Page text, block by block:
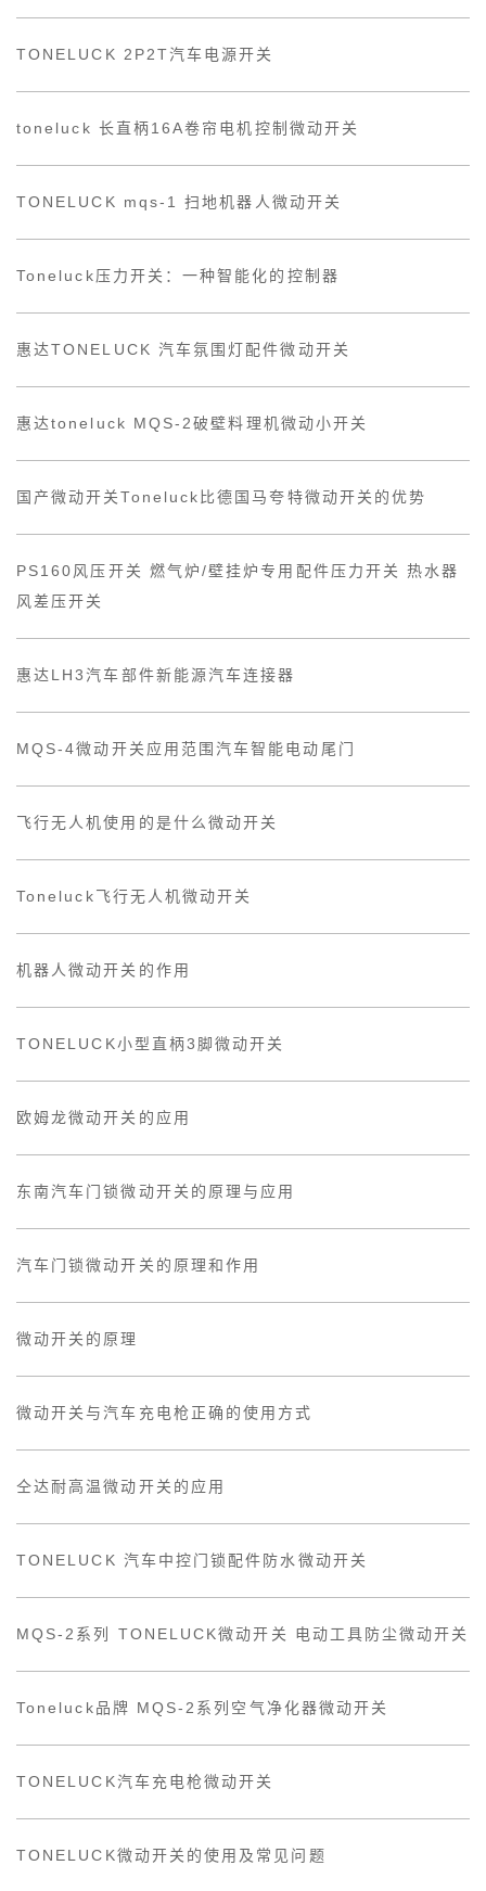
TONELUCK 2P2T汽车电源开关
toneluck 长直柄16A卷帘电机控制微动开关
TONELUCK mqs-1 扫地机器人微动开关
Toneluck压力开关：一种智能化的控制器
惠达TONELUCK 汽车氛围灯配件微动开关
惠达toneluck MQS-2破壁料理机微动小开关
国产微动开关Toneluck比德国马夸特微动开关的优势
PS160风压开关 燃气炉/壁挂炉专用配件压力开关 热水器
风差压开关
惠达LH3汽车部件新能源汽车连接器
MQS-4微动开关应用范围汽车智能电动尾门
飞行无人机使用的是什么微动开关
Toneluck飞行无人机微动开关
机器人微动开关的作用
TONELUCK小型直柄3脚微动开关
欧姆龙微动开关的应用
东南汽车门锁微动开关的原理与应用
汽车门锁微动开关的原理和作用
微动开关的原理
微动开关与汽车充电枪正确的使用方式
仝达耐高温微动开关的应用
TONELUCK 汽车中控门锁配件防水微动开关
MQS-2系列 TONELUCK微动开关 电动工具防尘微动开关
Toneluck品牌 MQS-2系列空气净化器微动开关
TONELUCK汽车充电枪微动开关
TONELUCK微动开关的使用及常见问题